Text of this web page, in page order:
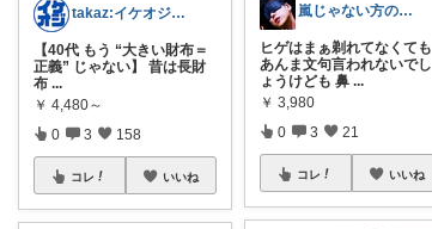
takaz:イケオジをめざすサラリーマン
【40代 もう “大きい財布＝
正義” じゃない】 昔は長財
布 ...
￥ 4,480～
0 3 158
コレ いいね
嵐じゃない方のニノ
ヒゲはまぁ剃れてなくても
あんま文句言われないでし
ょうけども 鼻 ...
￥ 3,980
0 3 21
コレ いいね